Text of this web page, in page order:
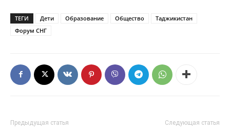
ТЕГИ Дети Образование Общество
Таджикистан
Форум СНГ
Предыдущая статья Следующая статья